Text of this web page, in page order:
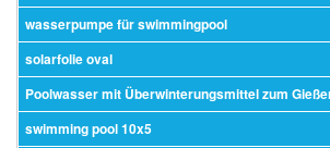
wasserpumpe für swimmingpool
solarfolie oval
Poolwasser mit Überwinterungsmittel zum
swimming pool 10x5